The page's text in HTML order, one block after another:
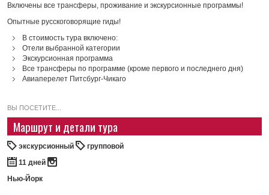
Включены все трансферы, проживание и экскурсионные программы!
Опытные русскоговорящие гиды!
В стоимость тура включено:
Отели выбранной категории
Экскурсионная программа
Все трансферы по программе (кроме первого и последнего дня)
Авиаперелет Питсбург-Чикаго
ВЫ ПОСЕТИТЕ...
Маршрут и детали тура
экскурсионный
групповой
11 дней
Нью-Йорк